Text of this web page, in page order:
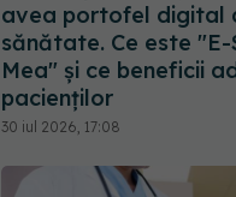
avea portofel digital
sănătate. Ce este
Mea" și ce beneficii
pacienților
30 iul 2026, 17:08